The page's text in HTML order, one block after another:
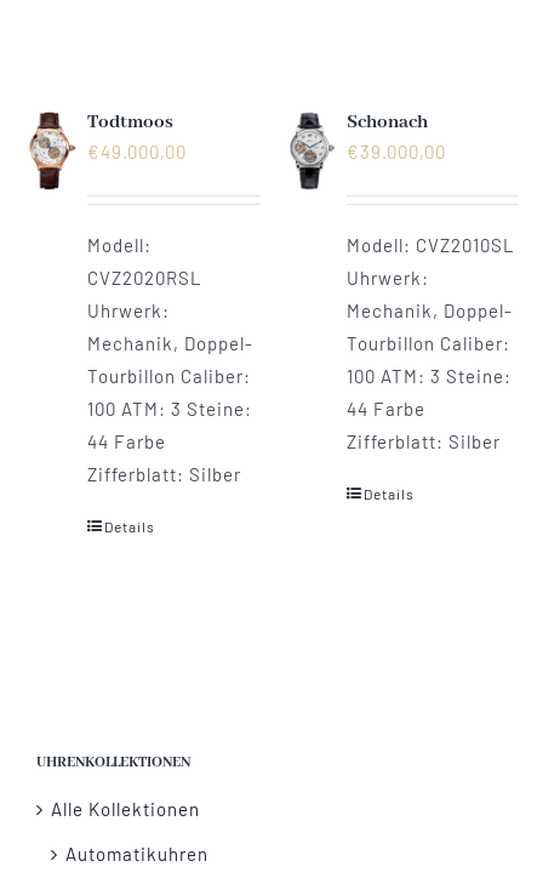
Tourbillons
Händler
Kontakt
Todtmoos
€49.000,00
Modell:
CVZ2020RSL
Uhrwerk:
Mechanik, Doppel-
Tourbillon Caliber:
100 ATM: 3 Steine:
44 Farbe
Zifferblatt: Silber
Details
Schonach
€39.000,00
Modell: CVZ2010SL
Uhrwerk:
Mechanik, Doppel-
Tourbillon Caliber:
100 ATM: 3 Steine:
44 Farbe
Zifferblatt: Silber
Details
UHRENKOLLEKTIONEN
Alle Kollektionen
Automatikuhren